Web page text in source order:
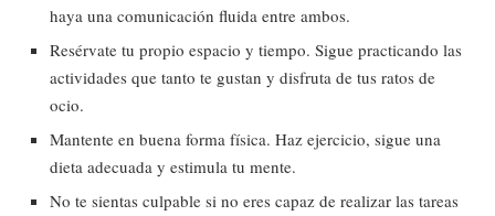
haya una comunicación fluida entre ambos.
Resérvate tu propio espacio y tiempo. Sigue practicando las
actividades que tanto te gustan y disfruta de tus ratos de
ocio.
Mantente en buena forma física. Haz ejercicio, sigue una
dieta adecuada y estimula tu mente.
No te sientas culpable si no eres capaz de realizar las tareas